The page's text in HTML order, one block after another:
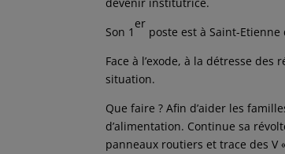
Son 1
er
poste est à Saint-
Face à l’exode, à la détresse
situation.
Que faire ? Afin d’aider les
d’alimentation. Continue sa
panneaux routiers et trace des V